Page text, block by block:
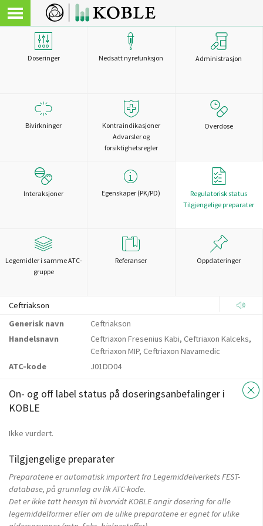
Doseringer Nedsatt nyrefunksjon Administrasjon
Bivirkninger
Kontraindikasjoner
Advarsler og
forsiktighetsregler
Overdose
Interaksjoner Egenskaper (PK/PD)
Regulatorisk status
Tilgjengelige preparater
Legemidler i samme ATC-
gruppe
Referanser Oppdateringer
Ceftriakson
Generisk navn
Ceftriakson
Handelsnavn
Ceftriaxon Fresenius Kabi, Ceftriaxon Kalceks,
Ceftriaxon MIP, Ceftriaxon Navamedic
ATC-kode
J01DD04
On- og off label status på doseringsanbefalinger i
KOBLE
Ikke vurdert.
Tilgjengelige preparater
Preparatene er automatisk importert fra Legemiddelverkets FEST-
database, på grunnlag av lik ATC-kode.
Det er ikke tatt hensyn til hvorvidt KOBLE angir dosering for alle
legemiddelformer eller om de ulike preparatene er egnet for ulike